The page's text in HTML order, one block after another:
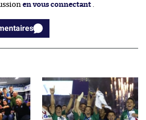
en vous connectant
commentaires